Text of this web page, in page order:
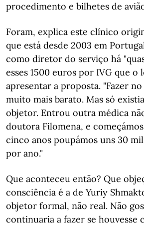
procedimento e bilhetes de
Foram, explica este clínico
que está desde 2003 em
como diretor do serviço há
esses 1500 euros por IVG que o
apresentar a proposta. "Fazer
muito mais barato. Mas só
objetor. Entrou outra médica
doutora Filomena, e
cinco anos poupámos uns 30
por ano."
Que aconteceu então? Que
consciência é a de Yuriy
objetor formal, não real. Não
continuaria a fazer se houvesse